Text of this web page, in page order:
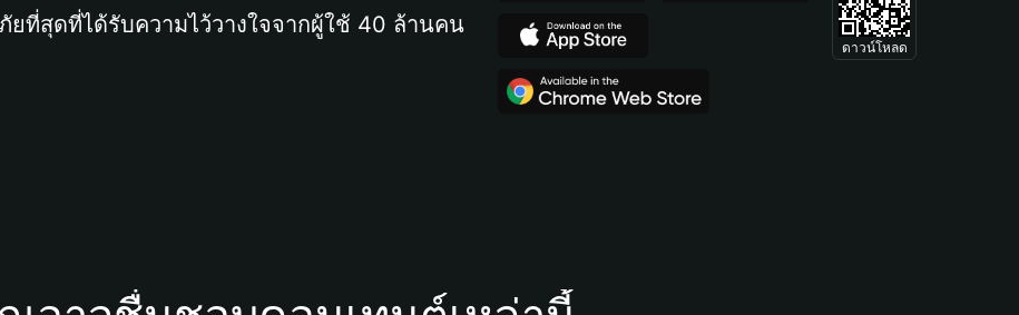
ที่สุดที่ได้รับความไว้วางใจจากผู้ใช้ 40 ล้านคน
ดาวน์โหลด